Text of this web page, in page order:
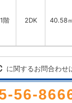
1階 2DK 40.58
に関するお問合わせ
56-